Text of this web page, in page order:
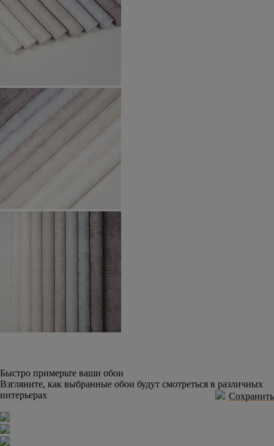
Быстро примерьте ваши обои
Взгляните, как выбранные обои будут смотреться в различных
интерьерах
Сохранить